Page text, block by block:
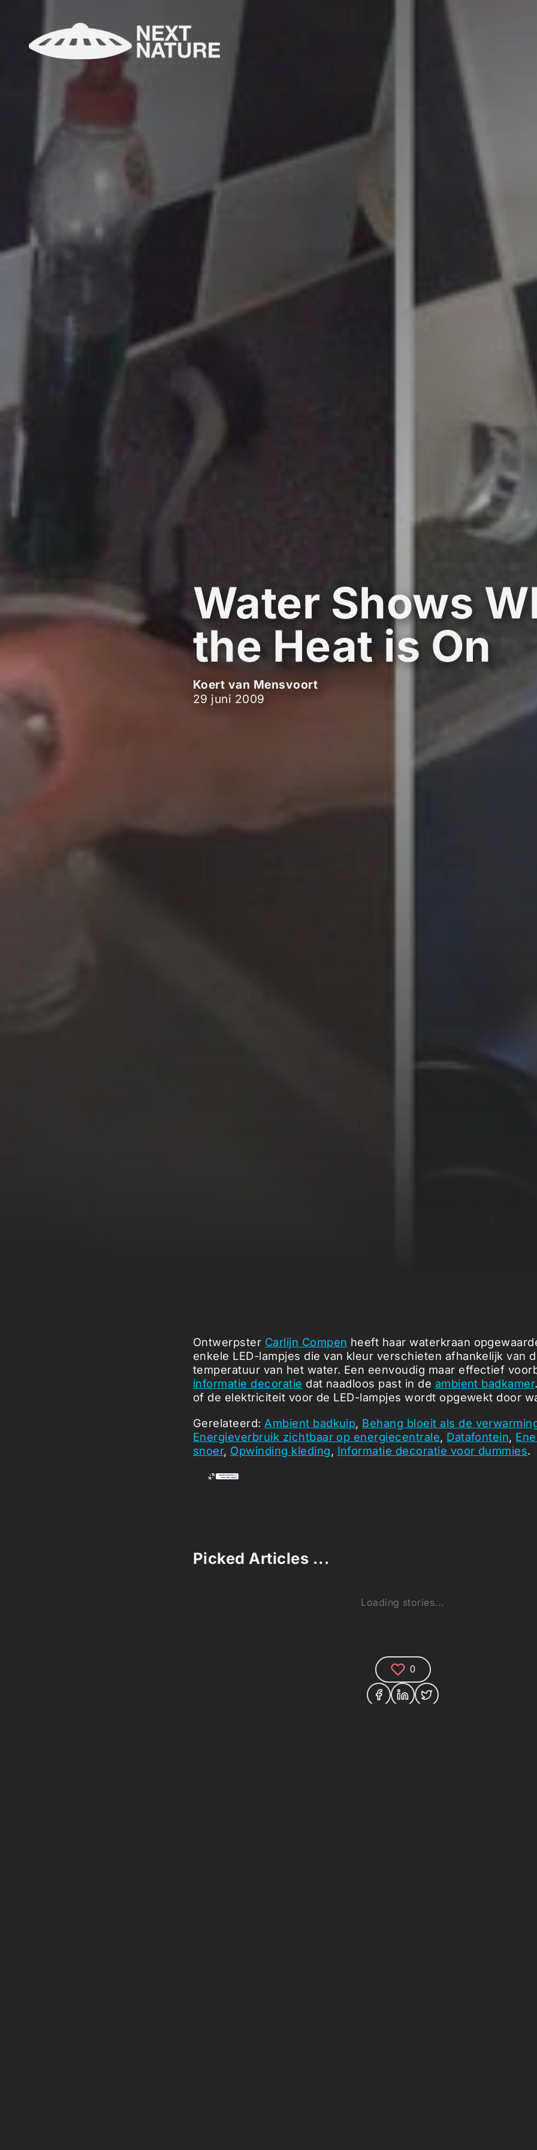
Water Shows
the Heat is On
Koert van Mensvoort
29 juni 2009
Ontwerpster Carlijn Compen heeft haar waterkraan
enkele LED-lampjes die van kleur verschieten afhankelijk van
temperatuur van het water. Een eenvoudig maar effectief
informatie decoratie dat naadloos past in de ambient badkamer
of de elektriciteit voor de LED-lampjes wordt opgewekt door
Gerelateerd: Ambient badkuip, Behang bloeit als de
Energieverbruik zichtbaar op energiecentrale, Datafontein,
snoer, Opwinding kleding, Informatie decoratie voor dummies.
Picked Articles ...
Loading stories...
0